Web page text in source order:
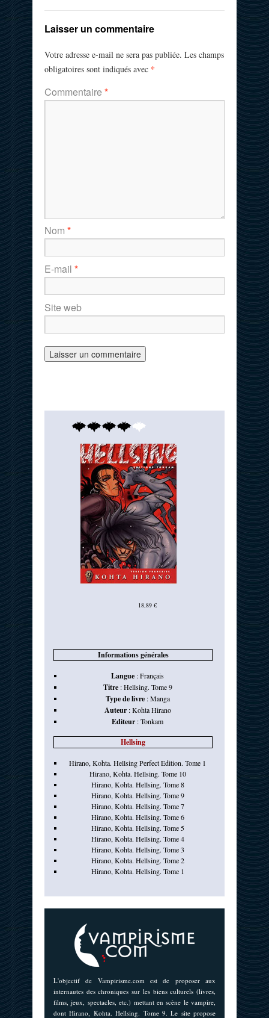
Laisser un commentaire
Votre adresse e-mail ne sera pas publiée. Les champs
obligatoires sont indiqués avec *
Commentaire *
Nom *
E-mail *
Site web
18,89 €
Informations générales
Langue :Français
Titre:Hellsing. Tome 9
Type de livre:Manga
Auteur:Kohta Hirano
Editeur :Tonkam
Hellsing
Hirano, Kohta. Hellsing Perfect Edition. Tome 1
Hirano, Kohta. Hellsing. Tome 10
Hirano, Kohta. Hellsing. Tome 8
Hirano, Kohta. Hellsing. Tome 9
Hirano, Kohta. Hellsing. Tome 7
Hirano, Kohta. Hellsing. Tome 6
Hirano, Kohta. Hellsing. Tome 5
Hirano, Kohta. Hellsing. Tome 4
Hirano, Kohta. Hellsing. Tome 3
Hirano, Kohta. Hellsing. Tome 2
Hirano, Kohta. Hellsing. Tome 1
L'objectif de Vampirisme.com est de proposer aux
internautes des chroniques sur les biens culturels (livres,
films, jeux, spectacles, etc.) mettant en scène le vampire,
dont Hirano, Kohta. Hellsing. Tome 9. Le site propose